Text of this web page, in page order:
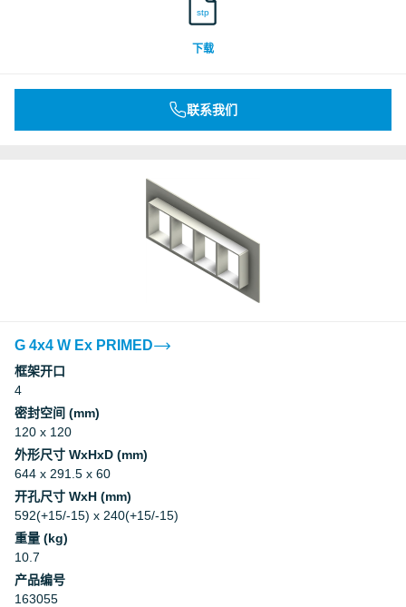
stp
下载
联系我们
G 4x4 W Ex PRIMED
框架开口
4
密封空间 (mm)
120 x 120
外形尺寸 WxHxD (mm)
644 x 291.5 x 60
开孔尺寸 WxH (mm)
592(+15/-15) x 240(+15/-15)
重量 (kg)
10.7
产品编号
163055